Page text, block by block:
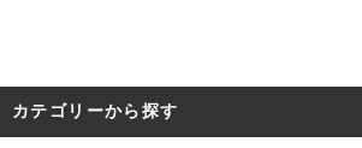
カテゴリーから探す